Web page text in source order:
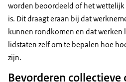
worden beoordeeld of het
is. Dit draagt eraan bij dat
kunnen rondkomen en dat werken
lidstaten zelf om te bepalen hoe
zijn.
Bevorderen